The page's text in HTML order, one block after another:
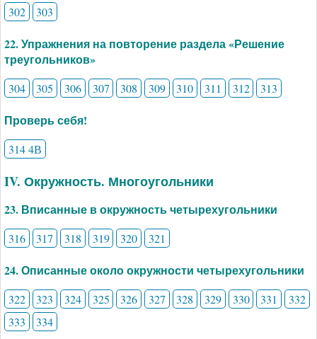
302
303
22. Упражнения на повторение раздела «Решение
треугольников»
304 305 306 307 308 309 310 311 312 313
Проверь себя!
314 4В
IV. Окружность. Многоугольники
23. Вписанные в окружность четырехугольники
316 317 318 319 320 321
24. Описанные около окружности четырехугольники
322 323 324 325 326 327 328 329 330 331
332
333
334